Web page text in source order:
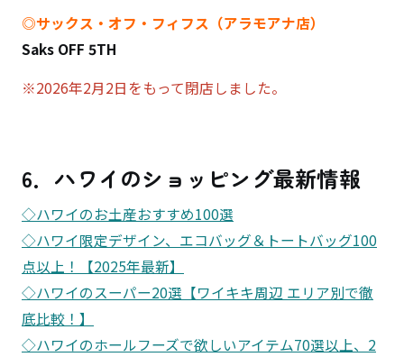
◎サックス・オフ・フィフス（アラモアナ店）
Saks OFF 5TH
※2026年2月2日をもって閉店しました。
6．ハワイのショッピング最新情報
◇ハワイのお土産おすすめ100選
◇ハワイ限定デザイン、エコバッグ＆トートバッグ100
点以上！【2025年最新】
◇ハワイのスーパー20選【ワイキキ周辺 エリア別で徹
底比較！】
◇ハワイのホールフーズで欲しいアイテム70選以上、2